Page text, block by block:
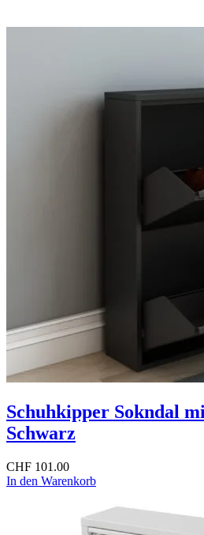
Schuhkipper Sokndal
Schwarz
CHF 101.00
In den Warenkorb